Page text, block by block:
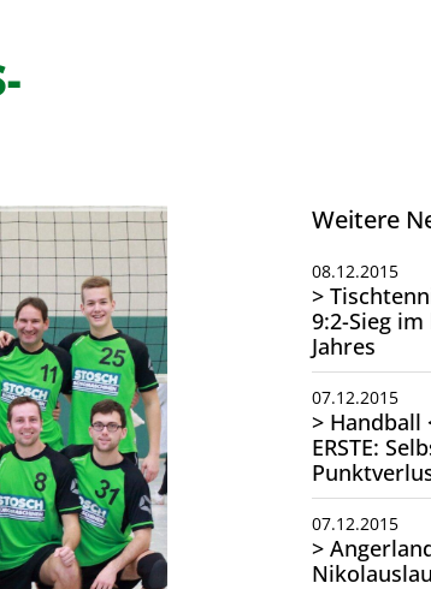
Weitere
08.12.2015
>
9:2-Sieg
Jahres
07.12.2015
> Handball
ERSTE:
07.12.2015
>